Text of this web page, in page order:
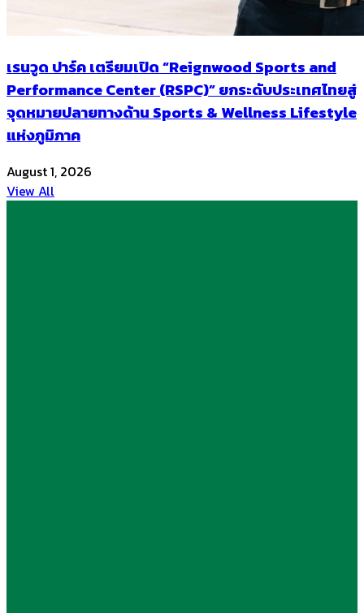
เรนวูด ปาร์ค เตรียมเปิด “Reignwood Sports and
Performance Center (RSPC)” ยกระดับประเทศไทยสู่
จุดหมายปลายทางด้าน Sports & Wellness Lifestyle
แห่งภูมิภาค
August 1, 2026
View All